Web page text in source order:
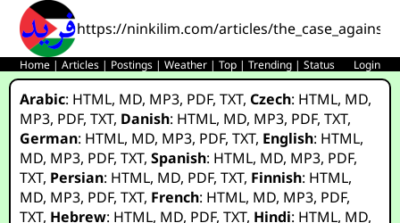
https://ninkilim.com/articles/
Home |Articles | Postings |Weather |Top |Trending |Status Login
Arabic: HTML, MD, MP3, PDF,TXT,Czech: HTML, MD,
MP3, PDF,TXT, Danish: HTML, MD, MP3, PDF,TXT,
German: HTML, MD, MP3, PDF,TXT, English: HTML,
MD, MP3, PDF,TXT,Spanish: HTML, MD, MP3, PDF,
TXT, Persian: HTML, MD, PDF,TXT, Finnish: HTML,
MD, MP3, PDF,TXT, French: HTML, MD, MP3, PDF,
TXT, Hebrew: HTML, MD, PDF,TXT, Hindi: HTML, MD,